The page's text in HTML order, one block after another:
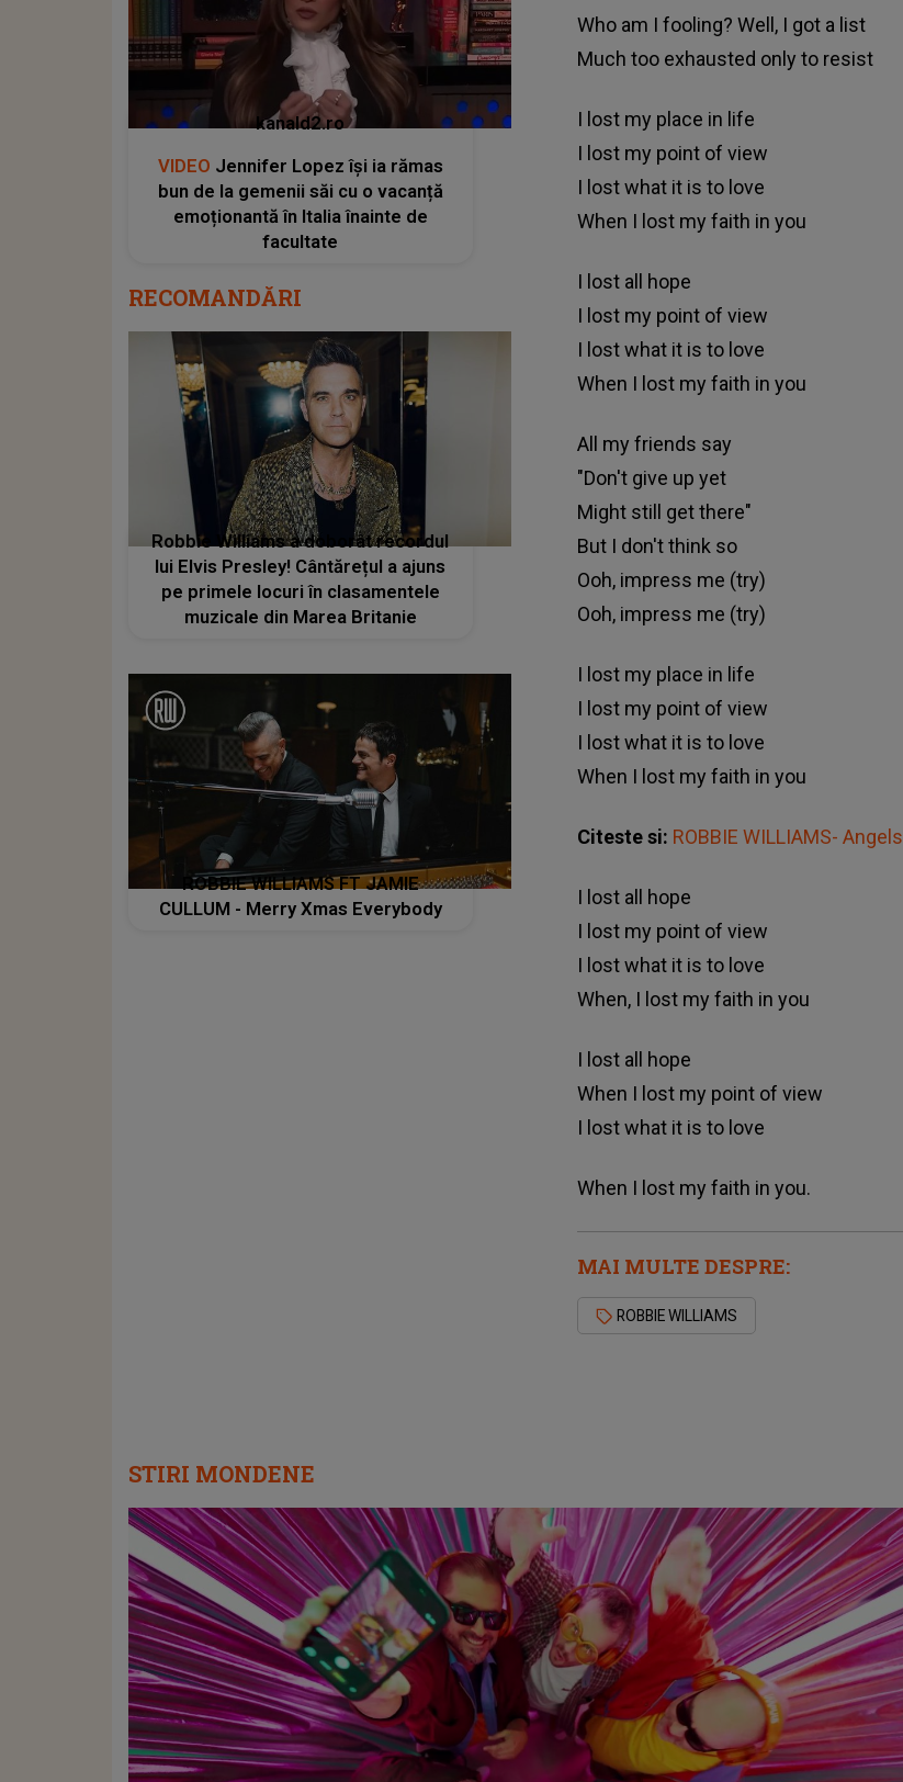
Who am I fooling? Well, I got a list
Much too exhausted only to resist
I lost my place in life
I lost my point of view
I lost what it is to love
When I lost my faith in you
I lost all hope
I lost my point of view
I lost what it is to love
When I lost my faith in you
All my friends say
"Don't give up yet
Might still get there"
But I don't think so
Ooh, impress me (try)
Ooh, impress me (try)
I lost my place in life
I lost my point of view
I lost what it is to love
When I lost my faith in you
Citeste si: ROBBIE WILLIAMS- Angels
I lost all hope
I lost my point of view
I lost what it is to love
When, I lost my faith in you
I lost all hope
When I lost my point of view
I lost what it is to love
When I lost my faith in you.
MAI MULTE DESPRE:
ROBBIE WILLIAMS
kanald2.ro
VIDEO Jennifer Lopez își ia rămas
bun de la gemenii săi cu o vacanță
emoționantă în Italia înainte de
facultate
RECOMANDĂRI
Robbie Williams a doborât recordul
lui Elvis Presley! Cântărețul a ajuns
pe primele locuri în clasamentele
muzicale din Marea Britanie
ROBBIE WILLIAMS FT JAMIE
CULLUM - Merry Xmas Everybody
STIRI MONDENE